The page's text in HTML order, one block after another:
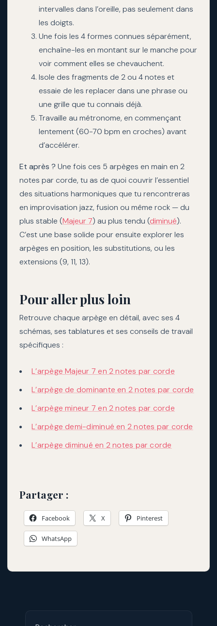
intervalles dans l’oreille, pas seulement dans
les doigts.
Une fois les 4 formes connues séparément,
enchaîne-les en montant sur le manche pour
voir comment elles se chevauchent.
Isole des fragments de 2 ou 4 notes et
essaie de les replacer dans une phrase ou
une grille que tu connais déjà.
Travaille au métronome, en commençant
lentement (60-70 bpm en croches) avant
d’accélérer.
Et après ? Une fois ces 5 arpèges en main en 2
notes par corde, tu as de quoi couvrir l’essentiel
des situations harmoniques que tu rencontreras
en improvisation jazz, fusion ou même rock — du
plus stable (Majeur 7) au plus tendu (diminué).
C’est une base solide pour ensuite explorer les
arpèges en position, les substitutions, ou les
extensions (9, 11, 13).
Pour aller plus loin
Retrouve chaque arpège en détail, avec ses 4
schémas, ses tablatures et ses conseils de travail
spécifiques :
L’arpège Majeur 7 en 2 notes par corde
L’arpège de dominante en 2 notes par corde
L’arpège mineur 7 en 2 notes par corde
L’arpège demi-diminué en 2 notes par corde
L’arpège diminué en 2 notes par corde
Partager :
Facebook X Pinterest
WhatsApp